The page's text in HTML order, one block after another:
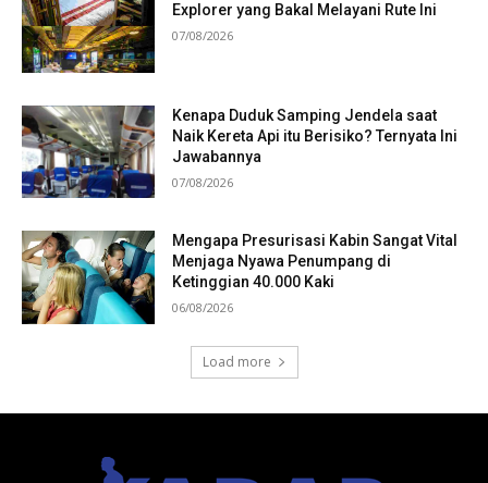
Explorer yang Bakal Melayani Rute Ini
07/08/2026
Kenapa Duduk Samping Jendela saat
Naik Kereta Api itu Berisiko? Ternyata Ini
Jawabannya
07/08/2026
Mengapa Presurisasi Kabin Sangat Vital
Menjaga Nyawa Penumpang di
Ketinggian 40.000 Kaki
06/08/2026
Load more